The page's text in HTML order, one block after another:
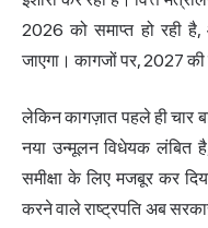
2026 को समाप्त हो रही
जाएगा। कागजों पर, 2027 की
लेकिन कागज़ात पहले ही चार
नया उन्मूलन विधेयक लंबित
समीक्षा के लिए मजबूर कर
करने वाले राष्ट्रपति अब